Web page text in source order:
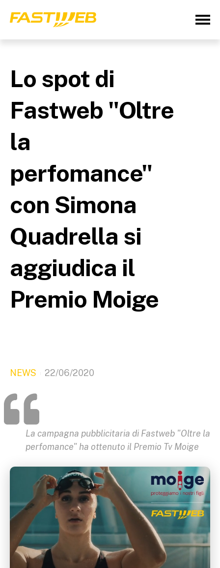
Lo spot di
Fastweb "Oltre
la
perfomance"
con Simona
Quadrella si
aggiudica il
Premio Moige
NEWS 22/06/2020
La campagna pubblicitaria di Fastweb "Oltre la
perfomance" ha ottenuto il Premio Tv Moige